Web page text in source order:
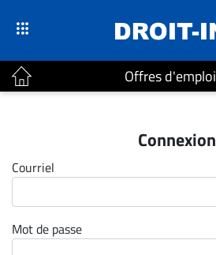
Offres d'emploi
En
Nominations
Bureaux
Connexion
Courriel
Mot de passe